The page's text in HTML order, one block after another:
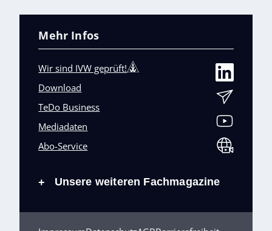
Mehr Infos
Wir sind IVW geprüft!
Download
TeDo Business
Mediadaten
Abo-Service
+ Unsere weiteren Fachmagazine